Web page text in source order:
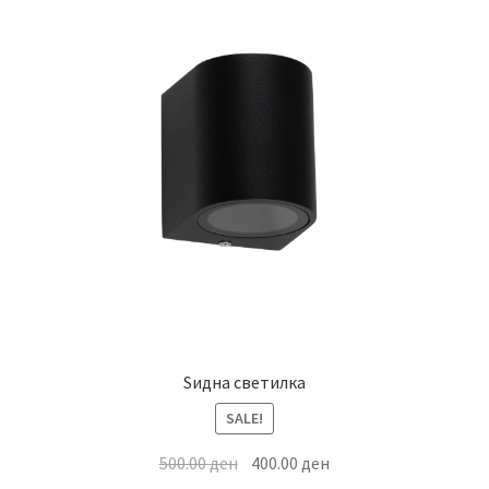
Ѕидна светилка
SALE!
500.00ден Original
400.00ден